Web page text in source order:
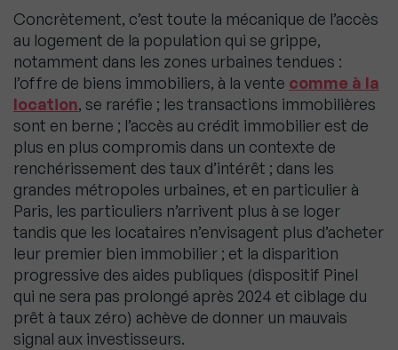
Concrètement, c’est toute la mécanique de l’accès
au logement de la population qui se grippe,
notamment dans les zones urbaines tendues :
l’offre de biens immobiliers, à la vente comme à la
location, se raréfie ; les transactions immobilières
sont en berne ; l’accès au crédit immobilier est de
plus en plus compromis dans un contexte de
renchérissement des taux d’intérêt ; dans les
grandes métropoles urbaines, et en particulier à
Paris, les particuliers n’arrivent plus à se loger
tandis que les locataires n’envisagent plus d’acheter
leur premier bien immobilier ; et la disparition
progressive des aides publiques (dispositif Pinel
qui ne sera pas prolongé après 2024 et ciblage du
prêt à taux zéro) achève de donner un mauvais
signal aux investisseurs.